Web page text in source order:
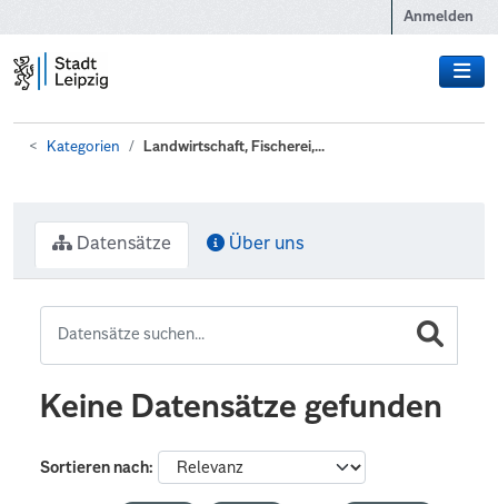
Anmelden
Kategorien Landwirtschaft, Fischerei,...
Datensätze Über uns
Keine Datensätze gefunden
Sortieren nach